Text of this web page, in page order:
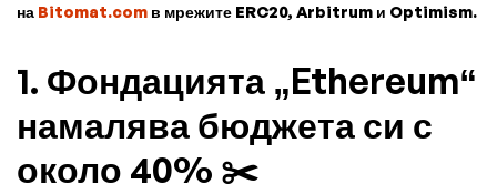
на Bitomat.com в мрежите ERC20, Arbitrum и Optimism.
1. Фондацията „Ethereum“
намалява бюджета си с
около 40% ✂️